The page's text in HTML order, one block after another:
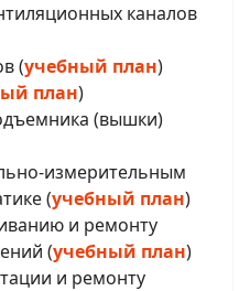
каналов
(учебный план)
план)
(вышки)
измерительным
(учебный план)
и ремонту
(учебный план)
и ремонту